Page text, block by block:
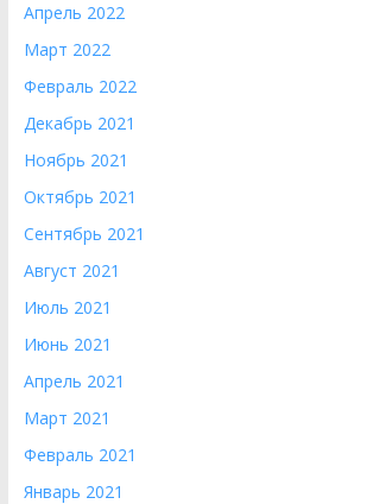
Апрель 2022
Март 2022
Февраль 2022
Декабрь 2021
Ноябрь 2021
Октябрь 2021
Сентябрь 2021
Август 2021
Июль 2021
Июнь 2021
Апрель 2021
Март 2021
Февраль 2021
Январь 2021